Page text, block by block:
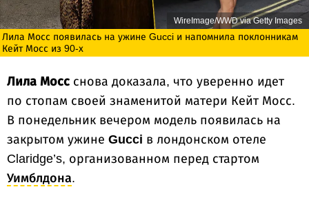
WireImage/WWD via Getty Images
Лила Мосс появилась на ужине Gucci и напомнила поклонникам
Кейт Мосс из 90-х
Лила Мосс снова доказала, что уверенно идет
по стопам своей знаменитой матери Кейт Мосс.
В понедельник вечером модель появилась на
закрытом ужине Gucci в лондонском отеле
Claridge’s, организованном перед стартом
Уимблдона.